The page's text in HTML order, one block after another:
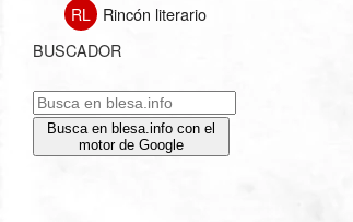
RL
Rincón literario
BUSCADOR
Busca en blesa.info con el
motor de Google